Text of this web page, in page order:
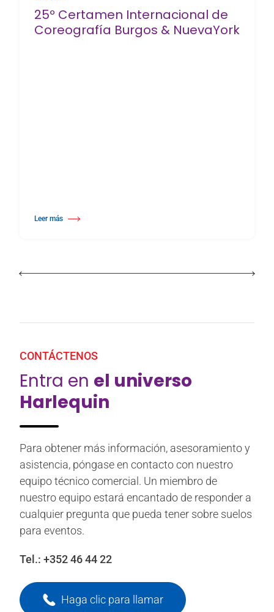
25º Certamen Internacional de
Coreografía Burgos & NuevaYork
Leer más
about 25º Certamen Internacional de Coreografía Burgos & NuevaYork
CONTÁCTENOS
Entra en el universo
Harlequin
Para obtener más información, asesoramiento y
asistencia, póngase en contacto con nuestro
equipo técnico comercial. Un miembro de
nuestro equipo estará encantado de responder a
cualquier pregunta que pueda tener sobre suelos
para eventos.
Tel.: +352 46 44 22
Haga clic para llamar